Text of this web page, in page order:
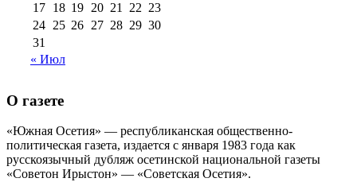
17 18 19 20 21 22 23
24 25 26 27 28 29 30
31
« Июл
О газете
«Южная Осетия» — республиканская общественно-
политическая газета, издается с января 1983 года как
русскоязычный дубляж осетинской национальной газеты
«Советон Ирыстон» — «Советская Осетия».